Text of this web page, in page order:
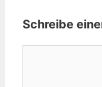
Schreibe